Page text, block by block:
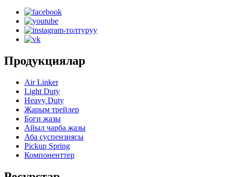
Продукциялар
Air Linker
Light Duty
Heavy Duty
Жарым трейлер
Боги жазы
Айыл чарба жазы
Аба суспензиясы
Pickup Spring
Компоненттер